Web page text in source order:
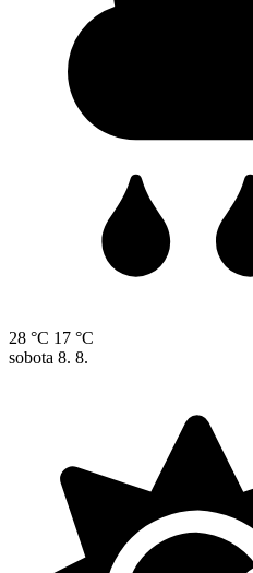
28 °C 17 °C
sobota 8. 8.